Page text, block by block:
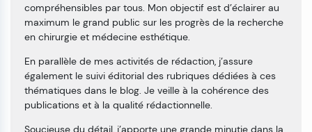
compréhensibles par tous. Mon objectif est d’éclairer au
maximum le grand public sur les progrès de la recherche
en chirurgie et médecine esthétique.
En parallèle de mes activités de rédaction, j’assure
également le suivi éditorial des rubriques dédiées à ces
thématiques dans le blog. Je veille à la cohérence des
publications et à la qualité rédactionnelle.
Soucieuse du détail, j’apporte une grande minutie dans la